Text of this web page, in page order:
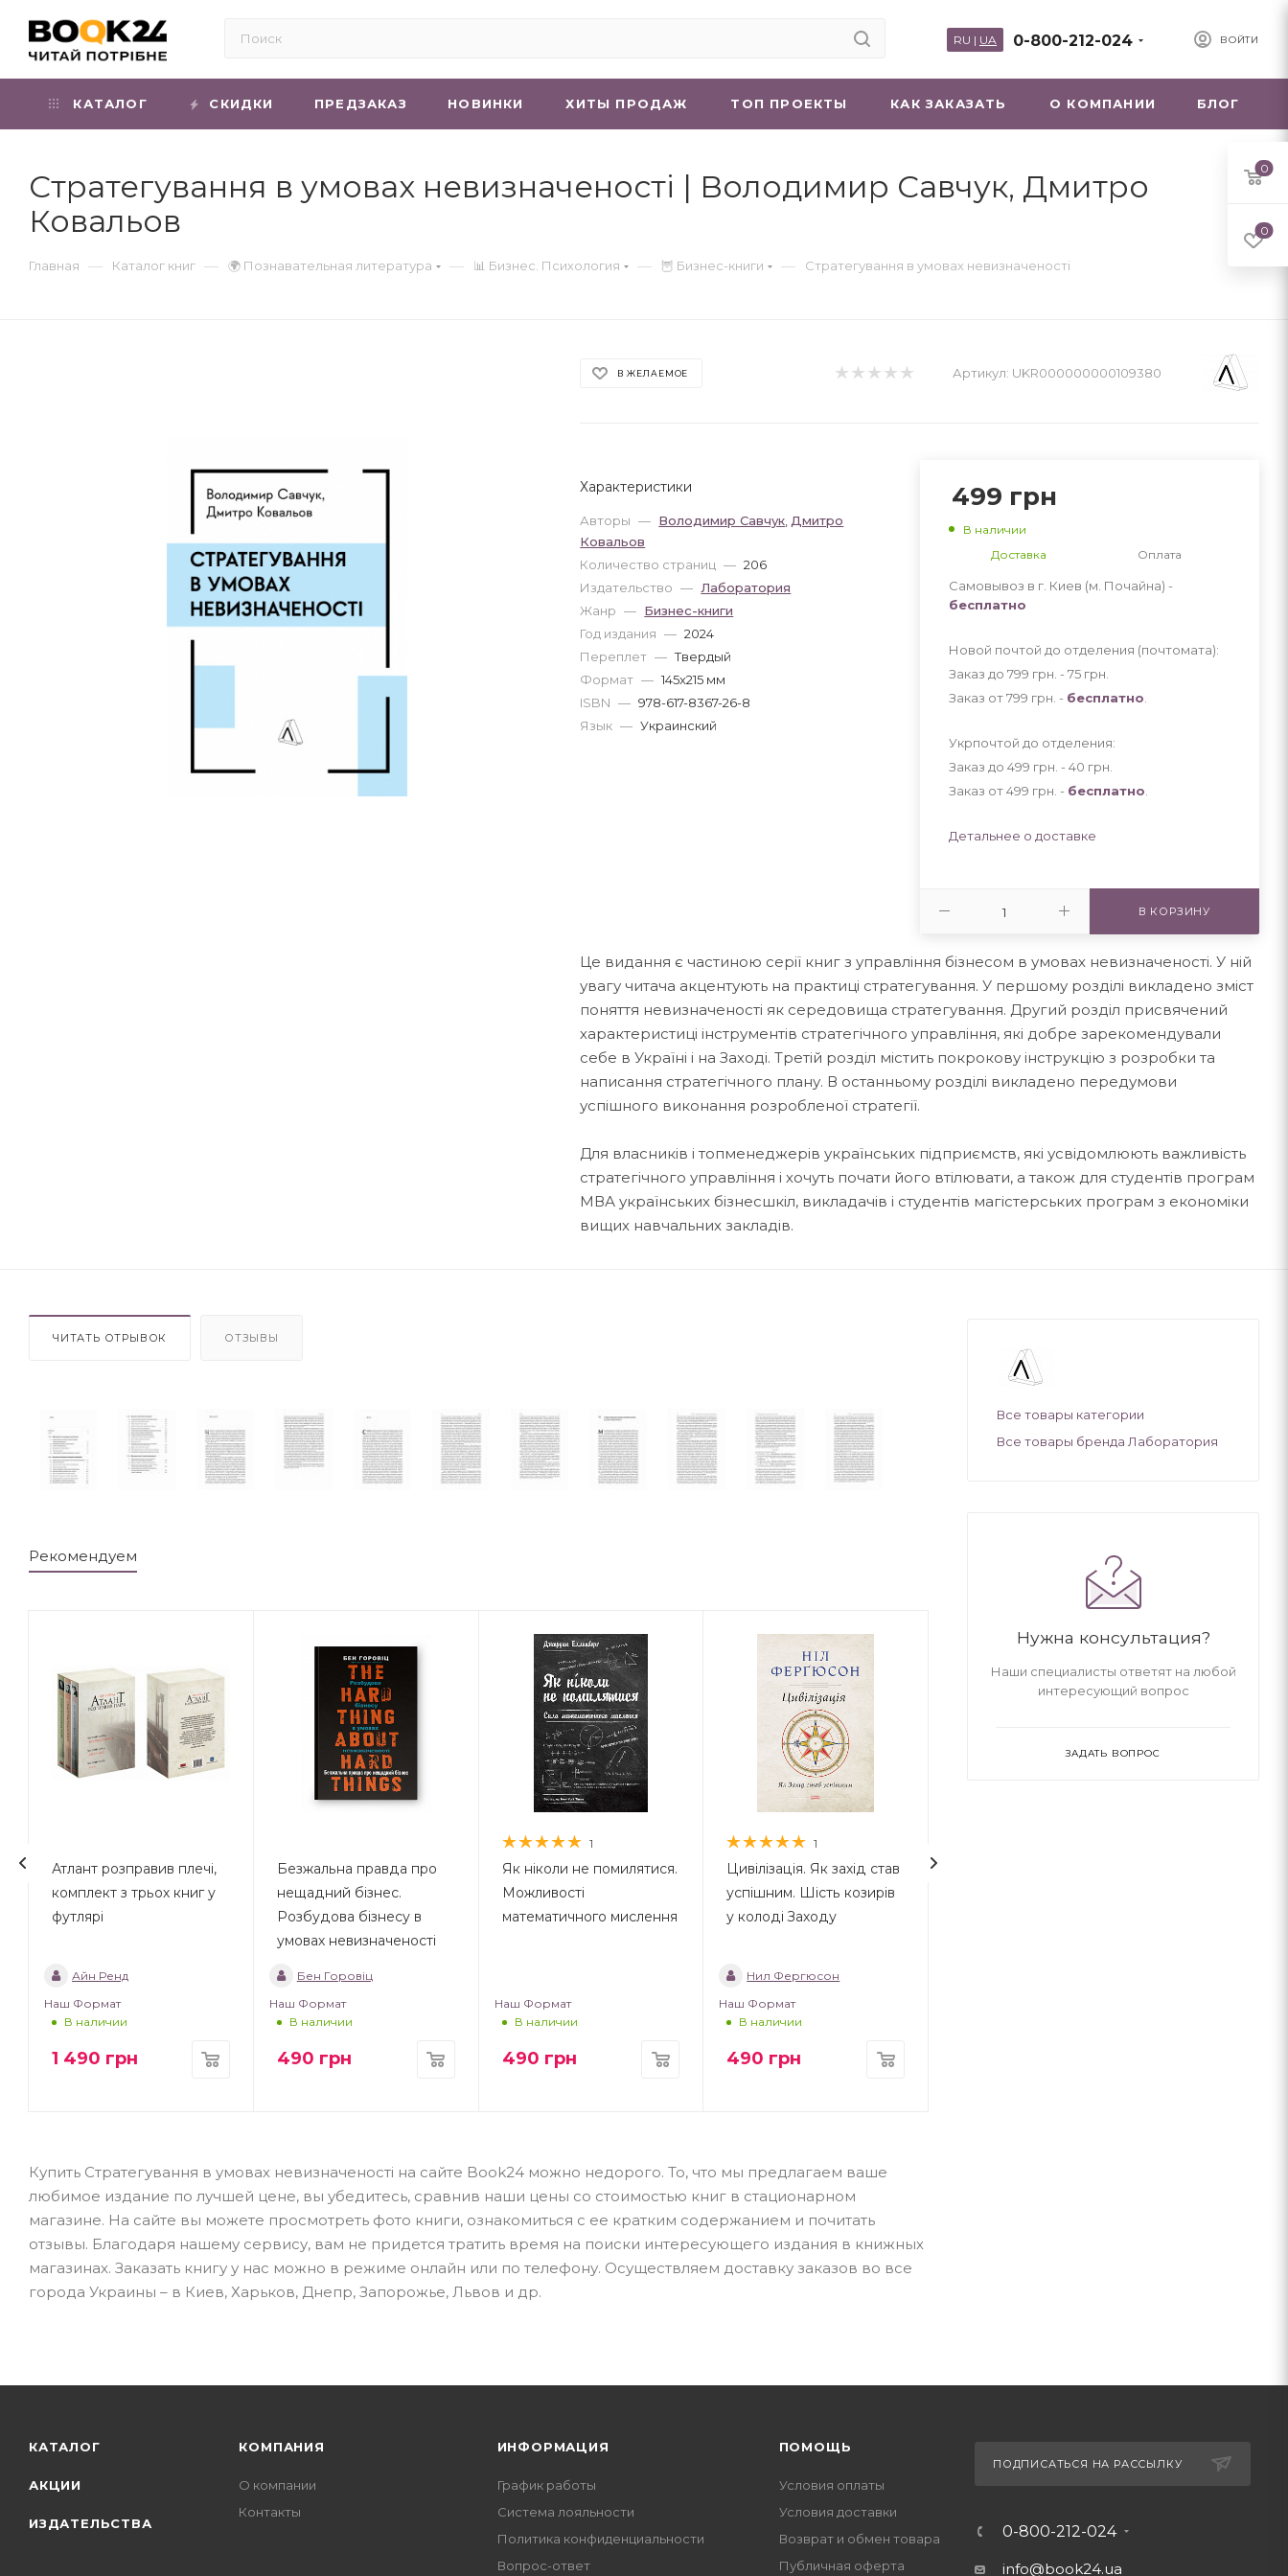
ВОЙТИ
0-800-212-024
RU | UA
КАТАЛОГ СКИДКИ ПРЕДЗАКАЗ НОВИНКИ ХИТЫ ПРОДАЖ ТОП ПРОЕКТЫ КАК ЗАКАЗАТЬ О КОМПАНИИ БЛОГ
Стратегування в умовах невизначеності | Володимир Савчук, Дмитро
Ковальов
Главная — Каталог книг — 🌍 Познавательная литература — 📊 Бизнес. Психология — 🦉 Бизнес-книги — Стратегування в умовах невизначеності
В ЖЕЛАЕМОЕ Артикул: UKR000000000109380
Характеристики
Авторы — Володимир Савчук Дмитро
Ковальов
Количество страниц — 206
Издательство — Лаборатория
Жанр — Бизнес-книги
Год издания — 2024
Переплет — Твердый
Формат — 145x215 мм
ISBN — 978-617-8367-26-8
Язык — Украинский
499 грн
В наличии
Доставка
Оплата
Самовывоз в г. Киев (м. Почайна) -
бесплатно
Новой почтой до отделения (почтомата):
Заказ до 799 грн. - 75 грн
Заказ от 799 грн. - бесплатно
Укрпочтой до отделения:
Заказ до 499 грн. - 40 грн
Заказ от 499 грн. - бесплатно
Детальнее о доставке
В КОРЗИНУ
Це видання є частиною серії книг з управління бізнесом в умовах невизначеності. У ній
увагу читача акцентують на практиці стратегування. У першому розділі викладено зміст
поняття невизначеності як середовища стратегування. Другий розділ присвячений
характеристиці інструментів стратегічного управління, які добре зарекомендували
себе в Україні і на Заході. Третій розділ містить покрокову інструкцію з розробки та
написання стратегічного плану. В останньому розділі викладено передумови
успішного виконання розробленої стратегії.
Для власників і топменеджерів українських підприємств, які усвідомлюють важливість
стратегічного управління і хочуть почати його втілювати, а також для студентів програм
МВА українських бізнесшкіл, викладачів і студентів магістерських програм з економіки
вищих навчальних закладів.
ЧИТАТЬ ОТРЫВОК ОТЗЫВЫ
Рекомендуем
Атлант розправив плечі,
комплект з трьох книг у
футлярі
Айн Ренд
Наш Формат
В наличии
1 490 грн
Безжальна правда про
нещадний бізнес.
Розбудова бізнесу в
умовах невизначеності
Бен Горовіц
Наш Формат
В наличии
490 грн
1
Як ніколи не помилятися.
Можливості
математичного мислення
Наш Формат
В наличии
490 грн
1
Цивілізація. Як захід став
успішним. Шість козирів
у колоді Заходу
Нил Фергюсон
Наш Формат
В наличии
490 грн
Купить Стратегування в умовах невизначеності на сайте Book24 можно недорого. То, что мы предлагаем ваше
любимое издание по лучшей цене, вы убедитесь, сравнив наши цены со стоимостью книг в стационарном
магазине. На сайте вы можете просмотреть фото книги, ознакомиться с ее кратким содержанием и почитать
отзывы. Благодаря нашему сервису, вам не придется тратить время на поиски интересующего издания в книжных
магазинах. Заказать книгу у нас можно в режиме онлайн или по телефону. Осуществляем доставку заказов во все
города Украины – в Киев, Харьков, Днепр, Запорожье, Львов и др.
Все товары категории
Все товары бренда Лаборатория
Нужна консультация?
Наши специалисты ответят на любой
интересующий вопрос
ЗАДАТЬ ВОПРОС
КАТАЛОГ
АКЦИИ
ИЗДАТЕЛЬСТВА
КОМПАНИЯ
О компании
Контакты
ИНФОРМАЦИЯ
График работы
Система лояльности
Политика конфиденциальности
Вопрос-ответ
ПОМОЩЬ
Условия оплаты
Условия доставки
Возврат и обмен товара
Публичная оферта
ПОДПИСАТЬСЯ НА РАССЫЛКУ
0-800-212-024
info@book24.ua
0
0